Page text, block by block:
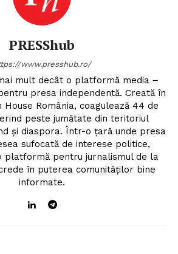
PRESShub
www.presshub.ro/
mult decât o platformă media –
presa independentă. Creată în
House România, coagulează 44 de
peste jumătate din teritoriul
și diaspora. Într-o țară unde presa
sufocată de interese politice,
platformă pentru jurnalismul de la
în puterea comunităților bine
informate.